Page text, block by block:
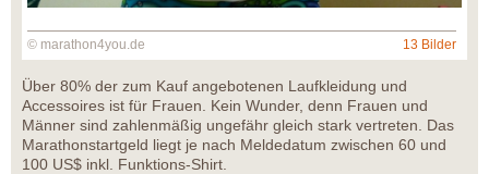
© marathon4you.de 13 Bilder
Über 80% der zum Kauf angebotenen Laufkleidung und
Accessoires ist für Frauen. Kein Wunder, denn Frauen und
Männer sind zahlenmäßig ungefähr gleich stark vertreten. Das
Marathonstartgeld liegt je nach Meldedatum zwischen 60 und
100 US$ inkl. Funktions-Shirt.